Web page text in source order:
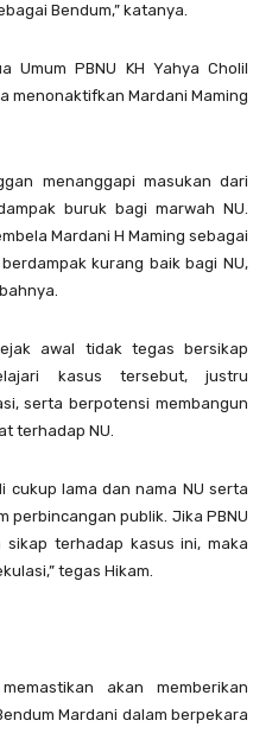
Bendum,” katanya.
Umum PBNU KH Yahya Cholil
menonaktifkan Mardani Maming
menanggapi masukan dari
buruk bagi marwah NU.
Mardani H Maming sebagai
kurang baik bagi NU,
awal tidak tegas bersikap
kasus tersebut, justru
serta berpotensi membangun
terhadap NU.
cukup lama dan nama NU serta
perbincangan publik. Jika PBNU
terhadap kasus ini, maka
tegas Hikam.
akan memberikan
Mardani dalam berpekara